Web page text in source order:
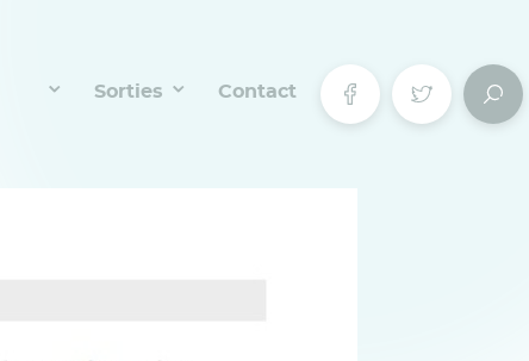
Sorties Contact